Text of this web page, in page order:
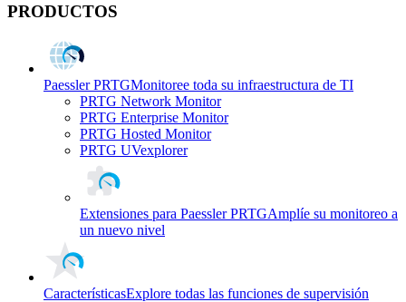
PRODUCTOS
Paessler PRTGMonitoree toda su infraestructura de TI
PRTG Network Monitor
PRTG Enterprise Monitor
PRTG Hosted Monitor
PRTG UVexplorer
Extensiones para Paessler PRTGAmplíe su monitoreo a
un nuevo nivel
CaracterísticasExplore todas las funciones de supervisión